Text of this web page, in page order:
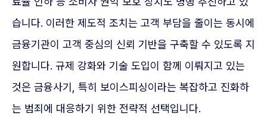
습니다. 이러한 제도적 조치는 고객 부담을 줄이는 동시에
금융기관이 고객 중심의 신뢰 기반을 구축할 수 있도록 지
원합니다. 규제 강화와 기술 도입이 함께 이뤄지고 있는
것은 금융사기, 특히 보이스피싱이라는 복잡하고 진화하
는 범죄에 대응하기 위한 전략적 선택입니다.